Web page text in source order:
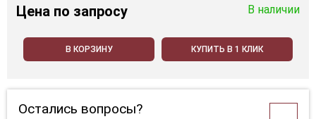
Цена по запросу В наличии
В КОРЗИНУ КУПИТЬ В 1 КЛИК
Остались вопросы?